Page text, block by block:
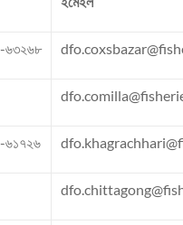
৬৩২৬৮
৬১৭২৬